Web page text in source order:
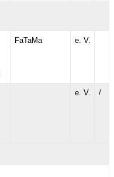
FaTaMa e. V.
e. V. /